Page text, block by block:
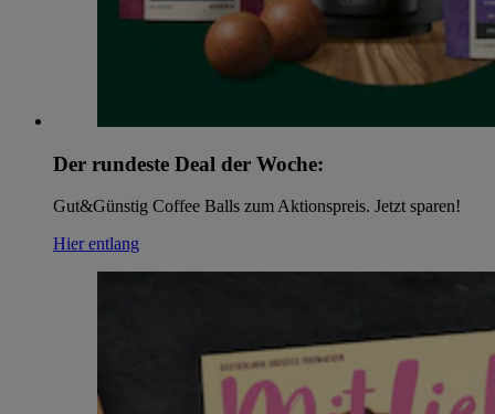
Der rundeste Deal der Woche:
Gut&Günstig Coffee Balls zum Aktionspreis. Jetzt sparen!
Hier entlang